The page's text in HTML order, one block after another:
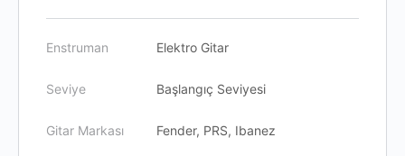
Enstruman Elektro Gitar
Seviye Başlangıç Seviyesi
Gitar Markası Fender, PRS, Ibanez